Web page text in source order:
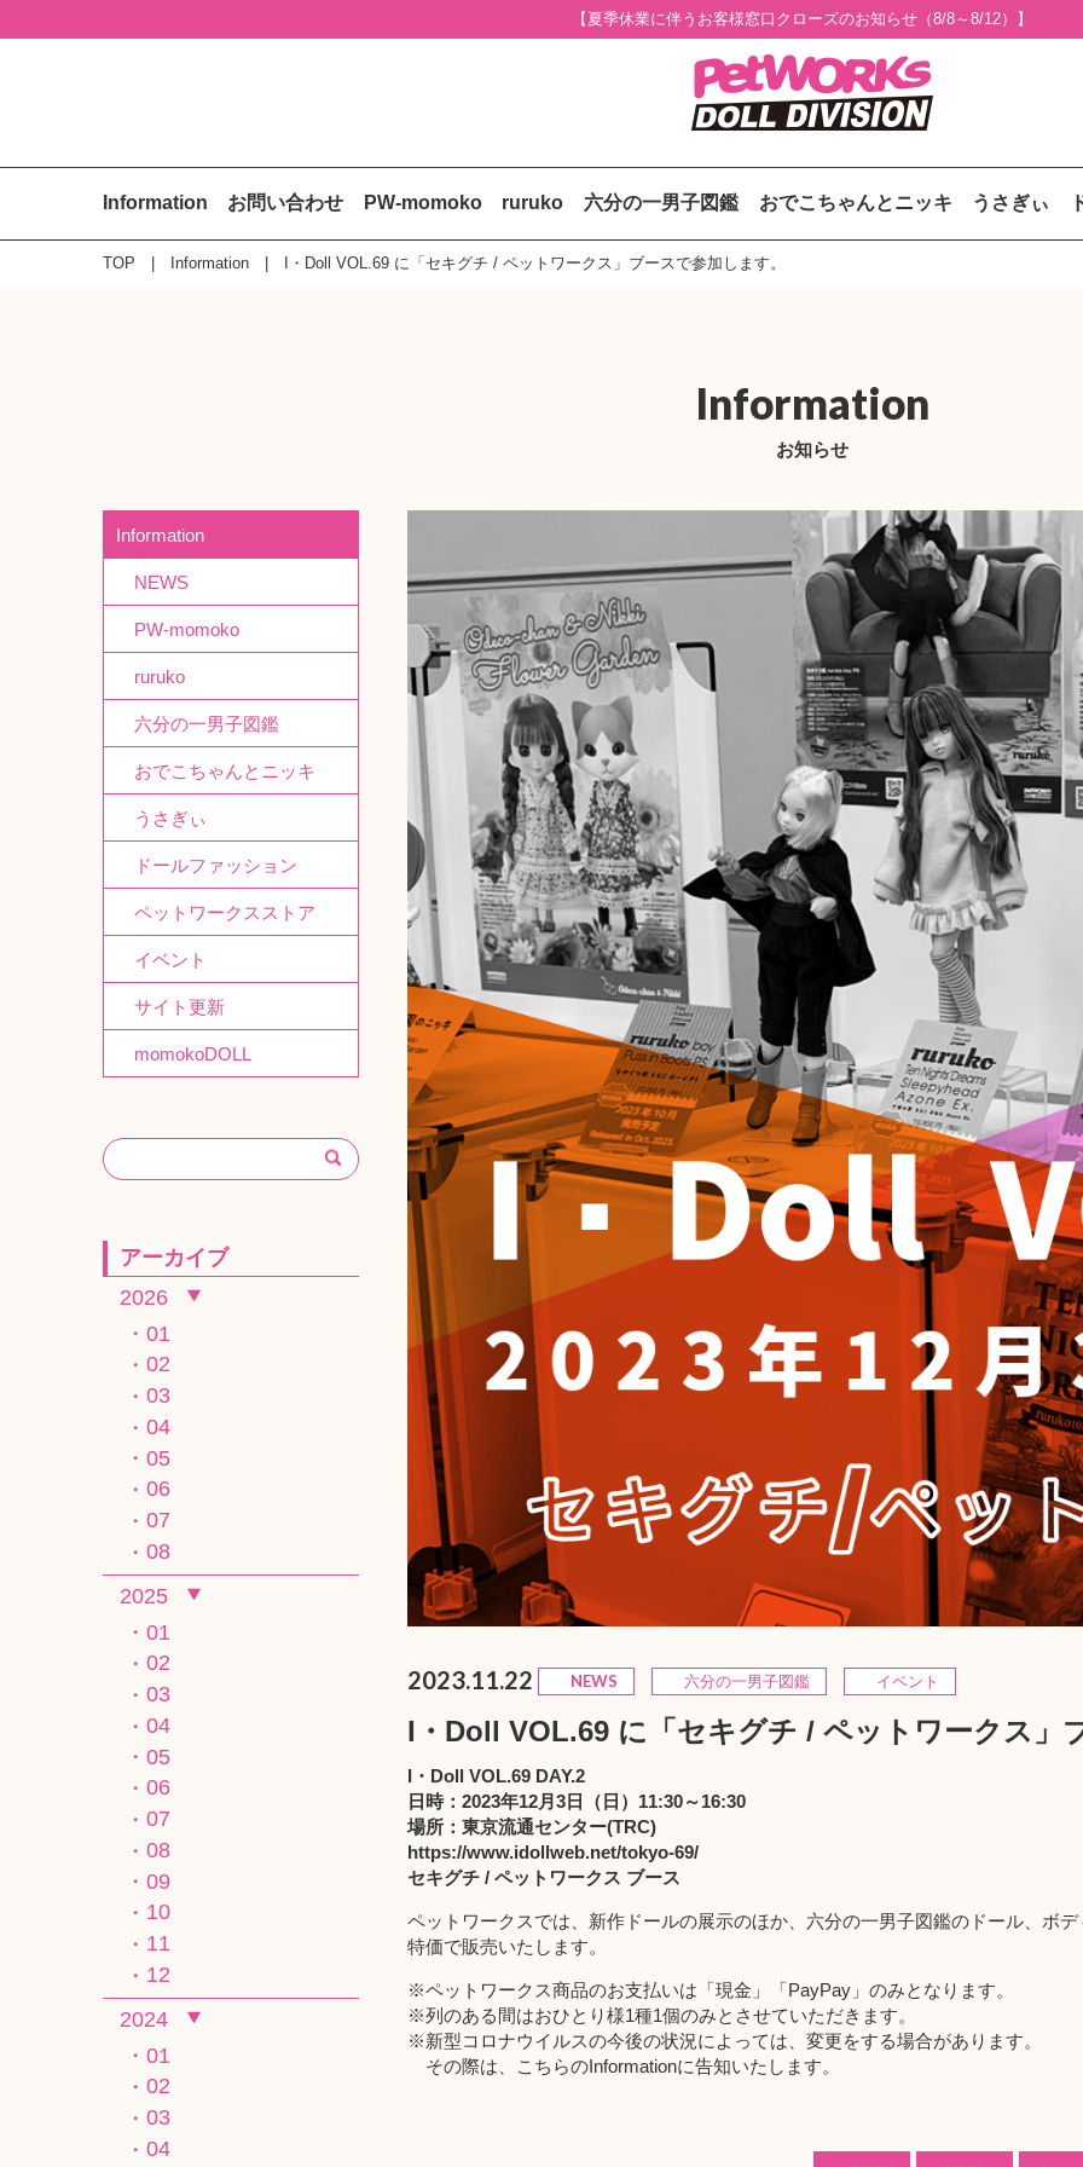
【夏季休業に伴うお客様窓口クローズのお知らせ（8/8～8/12）】
Information お問い合わせ PW-momoko ruruko 六分の一男子図鑑 おでこちゃんとニッキ うさぎぃ
TOP Information I・Doll VOL.69 に「セキグチ / ペットワークス」ブースで参加します。
Information
お知らせ
2023.11.22 NEWS 六分の一男子図鑑 イベント
I・Doll VOL.69 に「セキグチ / ペットワークス」
I・Doll VOL.69 DAY.2
日時：2023年12月3日（日）11:30～16:30
場所：東京流通センター(TRC)
https://www.idollweb.net/tokyo-69/
セキグチ / ペットワークス ブース
ペットワークスでは、新作ドールの展示のほか、六分の一男子図鑑のドール、ボ
特価で販売いたします。
※ペットワークス商品のお支払いは「現金」「PayPay」のみとなります。
※列のある間はおひとり様1種1個のみとさせていただきます。
※新型コロナウイルスの今後の状況によっては、変更をする場合があります。
その際は、こちらのInformationに告知いたします。
Information
NEWS
PW-momoko
ruruko
六分の一男子図鑑
おでこちゃんとニッキ
うさぎぃ
ドールファッション
ペットワークスストア
イベント
サイト更新
momokoDOLL
アーカイブ
2026
01
02
03
04
05
06
07
08
2025
01
02
03
04
05
06
07
08
09
10
11
12
2024
01
02
03
04